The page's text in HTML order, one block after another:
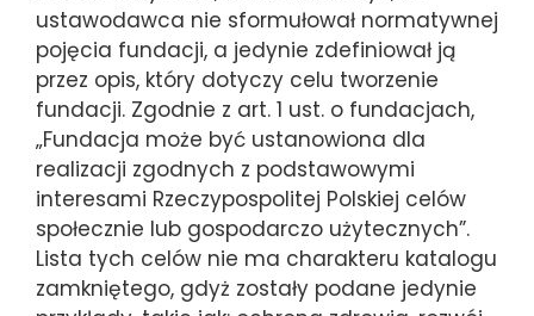
ustawodawca nie sformułował normatywnej
pojęcia fundacji, a jedynie zdefiniował ją
przez opis, który dotyczy celu tworzenie
fundacji. Zgodnie z art. 1 ust. o fundacjach,
„Fundacja może być ustanowiona dla
realizacji zgodnych z podstawowymi
interesami Rzeczypospolitej Polskiej celów
społecznie lub gospodarczo użytecznych”.
Lista tych celów nie ma charakteru katalogu
zamkniętego, gdyż zostały podane jedynie